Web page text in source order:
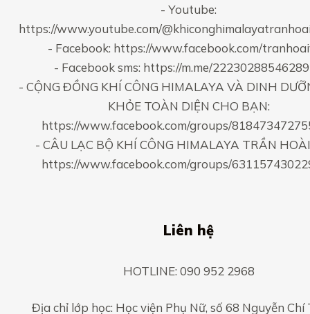
- Youtube:
https://www.youtube.com/
- Facebook: https://www.facebook.com/
- Facebook sms: https://m.me/
- CỘNG ĐỒNG KHÍ CÔNG HIMALAYA VÀ DINH
KHỎE TOÀN DIỆN CHO BẠN:
https://www.facebook.com/groups/
- CÂU LẠC BỘ KHÍ CÔNG HIMALAYA TRẦN
https://www.facebook.com/groups/
Liên hệ
HOTLINE: 090 952 2968
Địa chỉ lớp học: Học viện Phụ Nữ, số 68 Nguyễn Chí